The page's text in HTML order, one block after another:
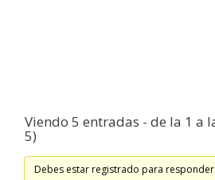
Viendo 5 entradas - de la 1 a
5)
Debes estar registrado para